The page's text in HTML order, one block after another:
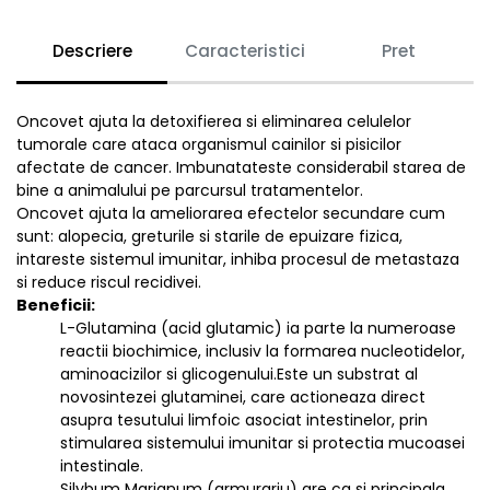
Descriere Caracteristici Pret
Oncovet ajuta la detoxifierea si eliminarea celulelor
tumorale care ataca organismul cainilor si pisicilor
afectate de cancer. Imbunatateste considerabil starea de
bine a animalului pe parcursul tratamentelor.
Oncovet ajuta la ameliorarea efectelor secundare cum
sunt: alopecia, greturile si starile de epuizare fizica,
intareste sistemul imunitar, inhiba procesul de metastaza
si reduce riscul recidivei.
Beneficii:
L-Glutamina (acid glutamic) ia parte la numeroase
reactii biochimice, inclusiv la formarea nucleotidelor,
aminoacizilor si glicogenului.Este un substrat al
novosintezei glutaminei, care actioneaza direct
asupra tesutului limfoic asociat intestinelor, prin
stimularea sistemului imunitar si protectia mucoasei
intestinale.